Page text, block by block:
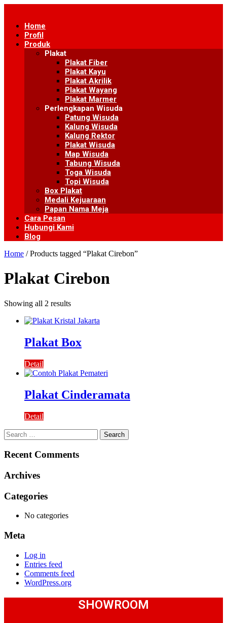
contentHome
Profil
Produk
Plakat
Plakat Fiber
Plakat Kayu
Plakat Akrilik
Plakat Wayang
Plakat Marmer
Perlengkapan Wisuda
Patung Wisuda
Kalung Wisuda
Kalung Rektor
Plakat Wisuda
Map Wisuda
Tabung Wisuda
Toga Wisuda
Topi Wisuda
Box Plakat
Medali Kejuaraan
Papan Nama Meja
Cara Pesan
Hubungi Kami
Blog
Home / Products tagged “Plakat Cirebon”
Plakat Cirebon
Showing all 2 results
Plakat Box
Detail
Plakat Cinderamata
Detail
Search
for:
Recent Comments
Archives
Categories
No categories
Meta
Log in
Entries feed
Comments feed
WordPress.org
SHOWROOM